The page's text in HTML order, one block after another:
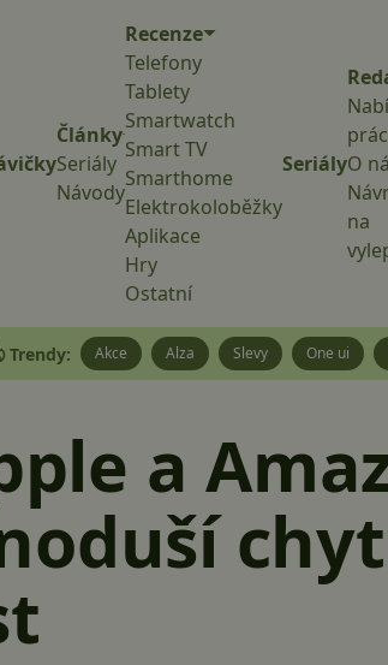
Články
Seriály
Návody
Recenze
Telefony
Tablety
Smartwatch
Smart TV
Smarthome
Elektrokoloběžky
Aplikace
Hry
Ostatní
SeriályO
na
Trendy: Akce Alza Slevy One ui
a